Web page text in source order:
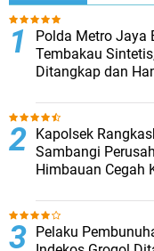
‎Polda Metro Jaya
Tembakau
Ditangkap dan
Kapolsek
Sambangi
Himbauan Cegah
Pelaku